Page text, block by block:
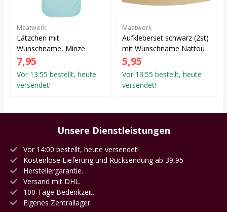
Maatwerk
Lätzchen mit
Wunschname, Minze
7,95
Vor 13:55 bestellt, heute
versendet!
Maatwerk
Aufkleberset schwarz (2st)
mit Wunschname Nattou
5,95
Vor 13:55 bestellt, heute
versendet!
Unsere Dienstleistungen
Vor 14:00 bestellt, heute versendet!
Kostenlose Lieferung und Rücksendung ab 39,95
Herstellergarantie.
Versand mit DHL.
100 Tage Bedenkzeit.
Eigenes Zentrallager.